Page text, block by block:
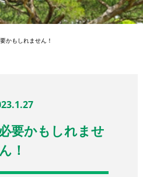
かもしれません！
要かもしれませ
ん！